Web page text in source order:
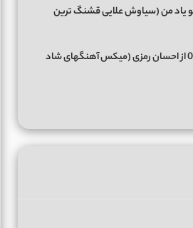
یاد من (سیاوش علایی قشنگ ترین
دانلود ریمیکس هایپ نایت 01 از احسان رمزی (میکس آهنگهای شاد